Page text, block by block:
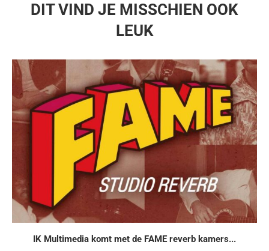
DIT VIND JE MISSCHIEN OOK
LEUK
IK Multimedia komt met de FAME reverb kamers...